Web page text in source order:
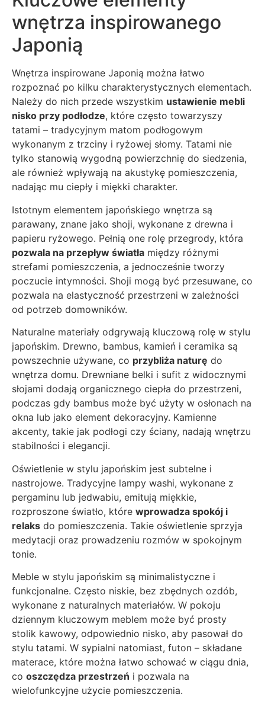
wnętrza inspirowanego
Japonią
Wnętrza inspirowane Japonią można łatwo
rozpoznać po kilku charakterystycznych elementach.
Należy do nich przede wszystkim ustawienie mebli
nisko przy podłodze, które często towarzyszy
tatami – tradycyjnym matom podłogowym
wykonanym z trzciny i ryżowej słomy. Tatami nie
tylko stanowią wygodną powierzchnię do siedzenia,
ale również wpływają na akustykę pomieszczenia,
nadając mu ciepły i miękki charakter.
Istotnym elementem japońskiego wnętrza są
parawany, znane jako shoji, wykonane z drewna i
papieru ryżowego. Pełnią one rolę przegrody, która
pozwala na przepływ światła między różnymi
strefami pomieszczenia, a jednocześnie tworzy
poczucie intymności. Shoji mogą być przesuwane, co
pozwala na elastyczność przestrzeni w zależności
od potrzeb domowników.
Naturalne materiały odgrywają kluczową rolę w stylu
japońskim. Drewno, bambus, kamień i ceramika są
powszechnie używane, co przybliża naturę do
wnętrza domu. Drewniane belki i sufit z widocznymi
słojami dodają organicznego ciepła do przestrzeni,
podczas gdy bambus może być użyty w osłonach na
okna lub jako element dekoracyjny. Kamienne
akcenty, takie jak podłogi czy ściany, nadają wnętrzu
stabilności i elegancji.
Oświetlenie w stylu japońskim jest subtelne i
nastrojowe. Tradycyjne lampy washi, wykonane z
pergaminu lub jedwabiu, emitują miękkie,
rozproszone światło, które wprowadza spokój i
relaks do pomieszczenia. Takie oświetlenie sprzyja
medytacji oraz prowadzeniu rozmów w spokojnym
tonie.
Meble w stylu japońskim są minimalistyczne i
funkcjonalne. Często niskie, bez zbędnych ozdób,
wykonane z naturalnych materiałów. W pokoju
dziennym kluczowym meblem może być prosty
stolik kawowy, odpowiednio nisko, aby pasował do
stylu tatami. W sypialni natomiast, futon – składane
materace, które można łatwo schować w ciągu dnia,
co oszczędza przestrzeń i pozwala na
wielofunkcyjne użycie pomieszczenia.